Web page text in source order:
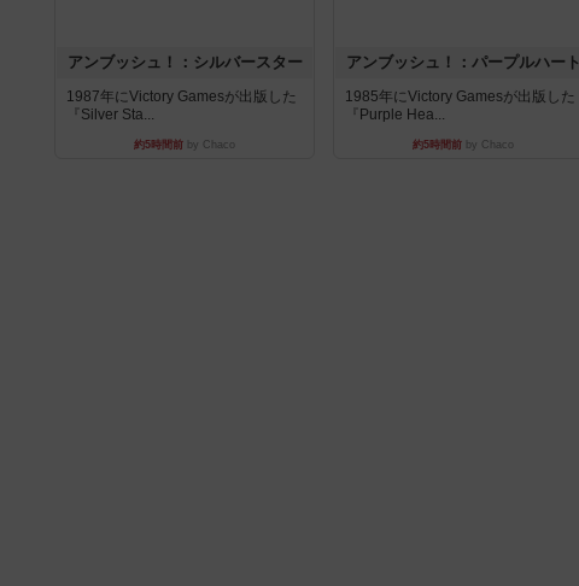
アンブッシュ！：シルバースター
1987年にVictory Gamesが出版した
『Silver Sta...
約5時間前 by Chaco
アンブッシュ！：パープルハート
1985年にVictory Gamesが出版した
『Purple Hea...
約5時間前 by Chaco